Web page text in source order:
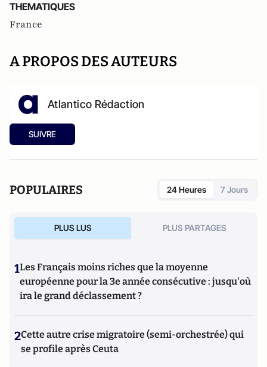
THEMATIQUES
France
A PROPOS DES AUTEURS
Atlantico Rédaction
SUIVRE
POPULAIRES 24 Heures 7 Jours
PLUS LUS PLUS PARTAGES
1Les Français moins riches que la moyenne
européenne pour la 3e année consécutive : jusqu'où
ira le grand déclassement ?
2Cette autre crise migratoire (semi-orchestrée) qui
se profile après Ceuta